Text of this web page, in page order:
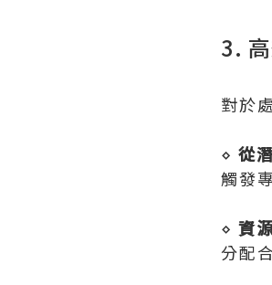
3.
對於
⋄ 從
觸發
⋄ 資
分配